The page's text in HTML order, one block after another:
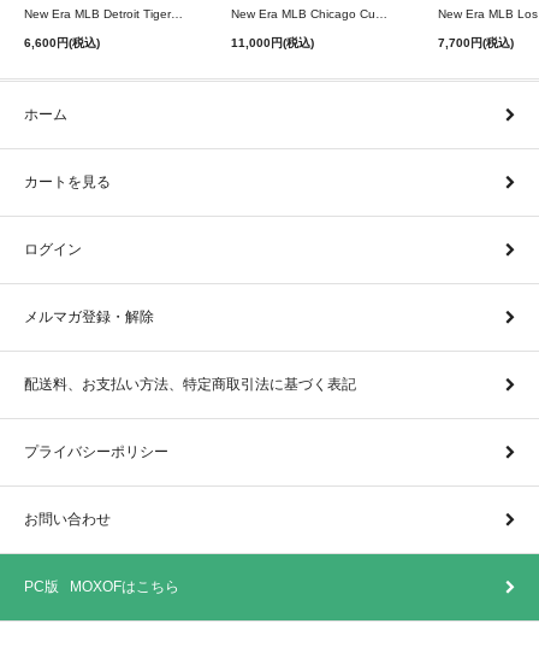
New Era MLB Detroit Tigers Postseason 9Twenty Strapback Cap - Navy
6,600円(税込)
New Era MLB Chicago Cubs 9Forty A-Frame Snapback Cap - Black
11,000円(税込) 7,700円(税込)
ホーム
カートを見る
ログイン
メルマガ登録・解除
配送料、お支払い方法、特定商取引法に基づく表記
プライバシーポリシー
お問い合わせ
PC版 MOXOFはこちら